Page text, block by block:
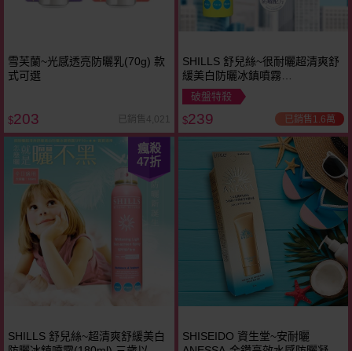
雪芙蘭~光感透亮防曬乳(70g) 款
式可選
$203 已銷售4,021
SHILLS 舒兒絲~很耐曬超清爽舒
緩美白防曬冰鎮噴霧
(SPF50)180ml
破盤特殺
$239 已銷售1.6萬
瘋殺
47折
SHILLS 舒兒絲~超清爽舒緩美白
SHISEIDO 資生堂~安耐曬